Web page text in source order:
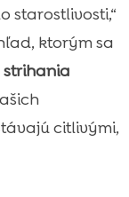
a kože
priestoru
starostlivosti,“
ktorým sa
citlivými,